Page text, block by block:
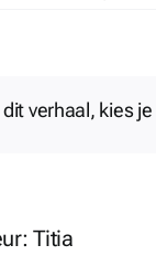
dit verhaal, kies
Titia